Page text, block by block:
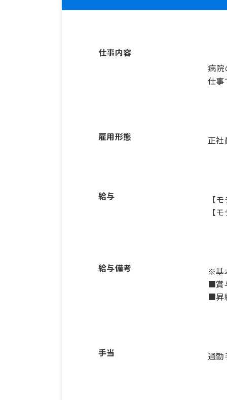
仕事内容
病院
仕事
雇用形態 正社
給与
【
【
給与備考
※基
■賞
■昇
手当 通勤